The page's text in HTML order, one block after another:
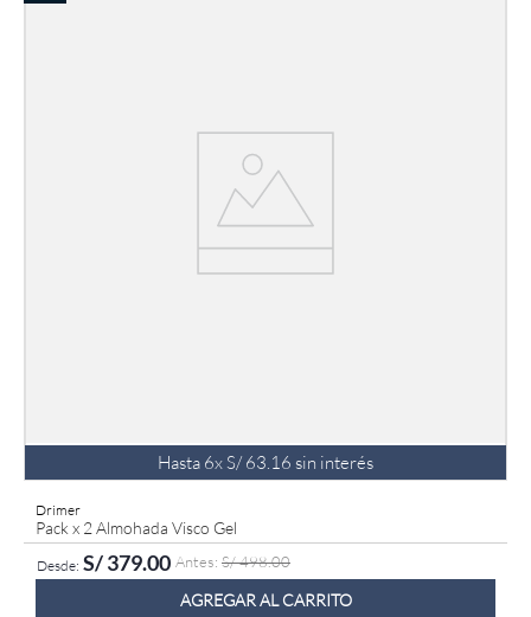
Hasta 6xS/ 63 16 sin interés
Drimer
Pack x 2 Almohada Visco Gel
S/379.00 S/498.00
AGREGAR AL CARRITO